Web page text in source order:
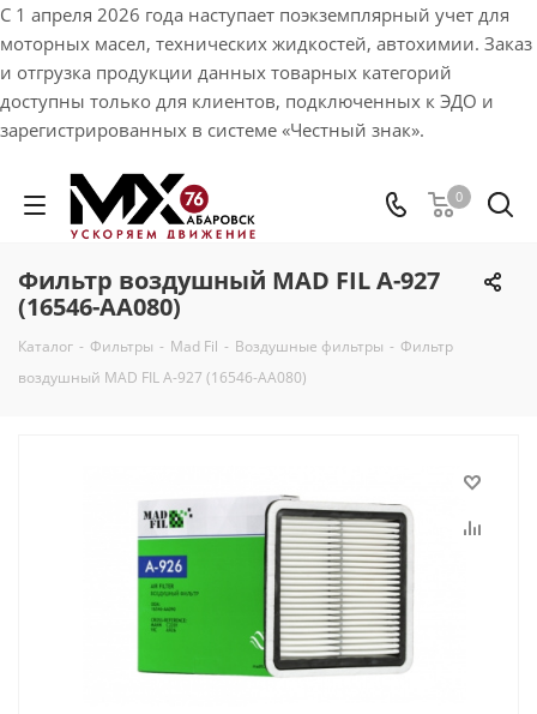
С 1 апреля 2026 года наступает поэкземплярный учет для
моторных масел, технических жидкостей, автохимии. Заказ
и отгрузка продукции данных товарных категорий
доступны только для клиентов, подключенных к ЭДО и
зарегистрированных в системе «Честный знак».
0
Фильтр воздушный MAD FIL A-927
(16546-AA080)
Каталог - Фильтры - Mad Fil - Воздушные фильтры - Фильтр
воздушный MAD FIL A-927 (16546-AA080)